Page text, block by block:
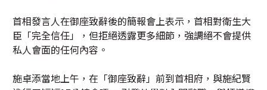
首相發言人在御座致辭後的簡報會上表示，首相對衛生大
臣「完全信任」，但拒絕透露更多細節，強調絕不會提供
私人會面的任何內容。
施卓添當地上午，在「御座致辭」前到首相府，與施紀賢